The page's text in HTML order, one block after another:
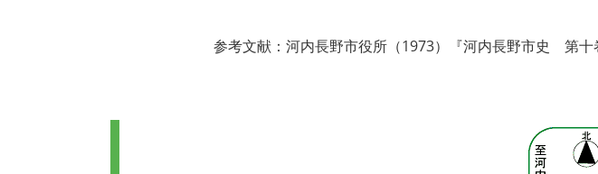
参考文献：河内長野市役所（1973）『河内長野市史 第